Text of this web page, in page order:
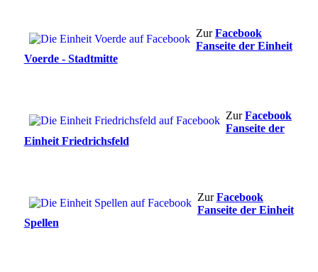
ZurFacebook
Fanseite der Einheit
Voerde - Stadtmitte
ZurFacebook
Fanseite der
Einheit Friedrichsfeld
ZurFacebook
Fanseite der Einheit
Spellen